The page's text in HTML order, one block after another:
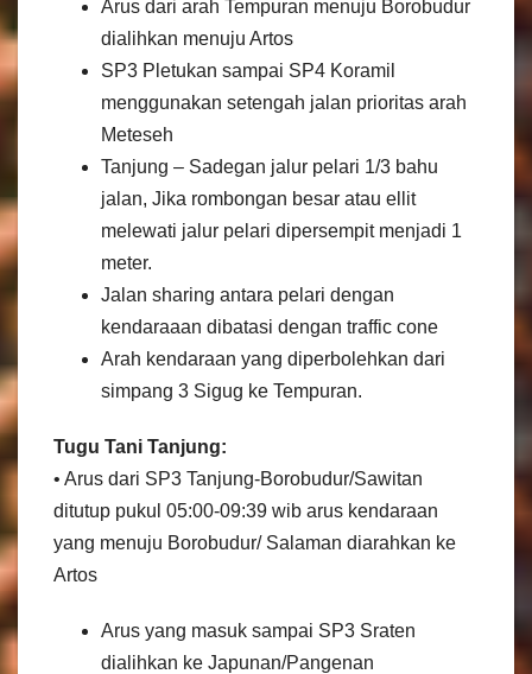
Arus dari arah Tempuran menuju Borobudur
dialihkan menuju Artos
SP3 Pletukan sampai SP4 Koramil
menggunakan setengah jalan prioritas arah
Meteseh
Tanjung – Sadegan jalur pelari 1/3 bahu
jalan, Jika rombongan besar atau ellit
melewati jalur pelari dipersempit menjadi 1
meter.
Jalan sharing antara pelari dengan
kendaraaan dibatasi dengan traffic cone
Arah kendaraan yang diperbolehkan dari
simpang 3 Sigug ke Tempuran.
Tugu Tani Tanjung:
• Arus dari SP3 Tanjung-Borobudur/Sawitan
ditutup pukul 05:00-09:39 wib arus kendaraan
yang menuju Borobudur/ Salaman diarahkan ke
Artos
Arus yang masuk sampai SP3 Sraten
dialihkan ke Japunan/Pangenan